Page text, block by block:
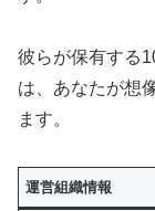
彼らが保有する
は、あなたが想
ます。
運営組織情報